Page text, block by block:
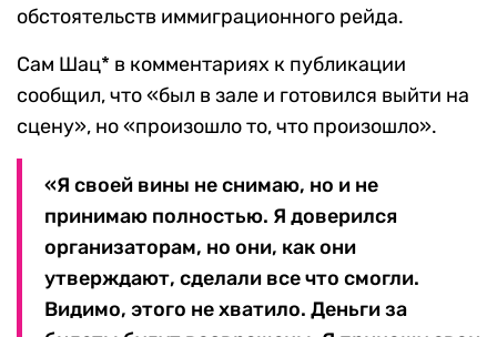
обстоятельств иммиграционного рейда.
Сам Шац* в комментариях к публикации
сообщил, что «был в зале и готовился выйти на
сцену», но «произошло то, что произошло».
«Я своей вины не снимаю, но и не
принимаю полностью. Я доверился
организаторам, но они, как они
утверждают, сделали все что смогли.
Видимо, этого не хватило. Деньги за